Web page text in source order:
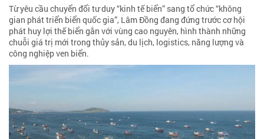
Từ yêu cầu chuyển đổi tư duy “kinh tế biển” sang tổ chức “không
gian phát triển biển quốc gia”, Lâm Đồng đang đứng trước cơ hội
phát huy lợi thế biển gắn với vùng cao nguyên, hình thành những
chuỗi giá trị mới trong thủy sản, du lịch, logistics, năng lượng và
công nghiệp ven biển.